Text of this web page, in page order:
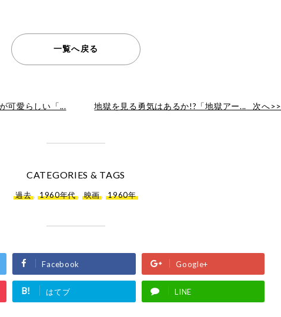
一覧へ戻る
可愛らしい「... 地獄を見る勇気はあるか!?「地獄アー... 次へ>>
CATEGORIES & TAGS
過去, 1960年代 , 映画,1960年
Facebook Google+
B! はてブ LINE